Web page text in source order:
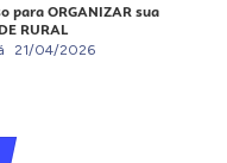
para ORGANIZAR sua
RURAL
21/04/2026